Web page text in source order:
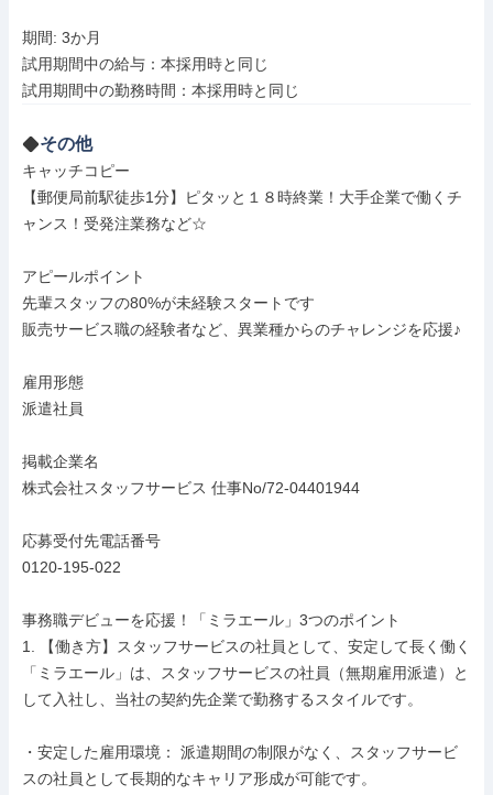
期間: 3か月
試用期間中の給与：本採用時と同じ
その他
キャッチコピー
【郵便局前駅徒歩1分】ピタッと１８時終業！大手企業で働くチ
ャンス！受発注業務など☆
アピールポイント
先輩スタッフの80%が未経験スタートです
販売サービス職の経験者など、異業種からのチャレンジを応援♪
雇用形態
派遣社員
掲載企業名
株式会社スタッフサービス 仕事No/72-04401944
応募受付先電話番号
0120-195-022
事務職デビューを応援！「ミラエール」3つのポイント
1. 【働き方】スタッフサービスの社員として、安定して長く働く
「ミラエール」は、スタッフサービスの社員（無期雇用派遣）と
して入社し、当社の契約先企業で勤務するスタイルです。
・安定した雇用環境： 派遣期間の制限がなく、スタッフサービ
スの社員として長期的なキャリア形成が可能です。